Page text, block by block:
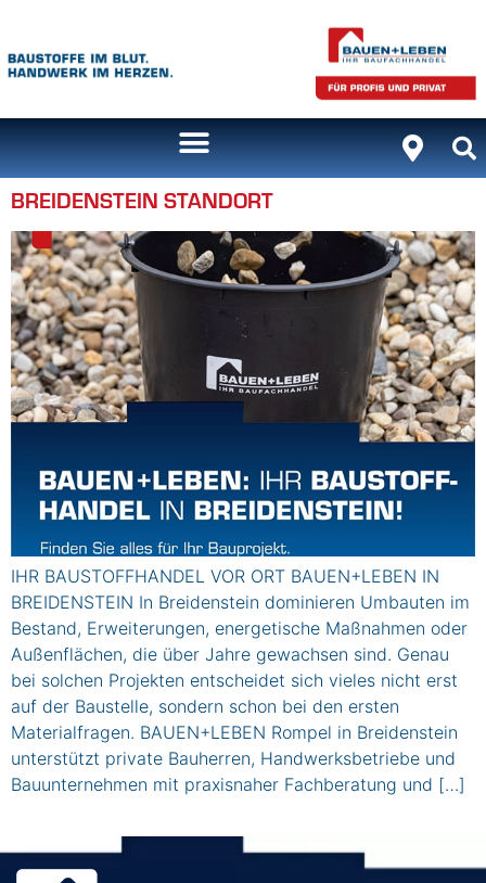
BREIDENSTEIN STANDORT
IHR BAUSTOFFHANDEL VOR ORT BAUEN+LEBEN IN
BREIDENSTEIN In Breidenstein dominieren Umbauten im
Bestand, Erweiterungen, energetische Maßnahmen oder
Außenflächen, die über Jahre gewachsen sind. Genau
bei solchen Projekten entscheidet sich vieles nicht erst
auf der Baustelle, sondern schon bei den ersten
Materialfragen. BAUEN+LEBEN Rompel in Breidenstein
unterstützt private Bauherren, Handwerksbetriebe und
Bauunternehmen mit praxisnaher Fachberatung und […]